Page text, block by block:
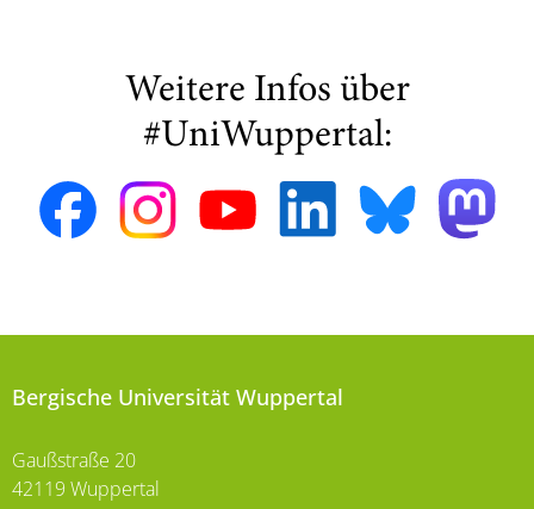
Weitere Infos über
#UniWuppertal:
Bergische Universität Wuppertal
Gaußstraße 20
42119 Wuppertal